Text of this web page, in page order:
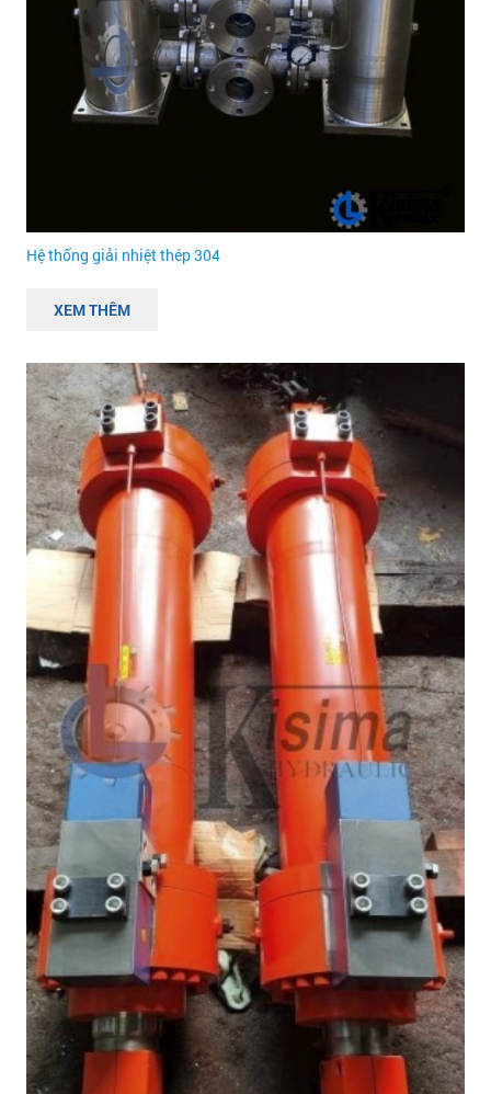
Hệ thống giải nhiệt thép 304
XEM THÊM